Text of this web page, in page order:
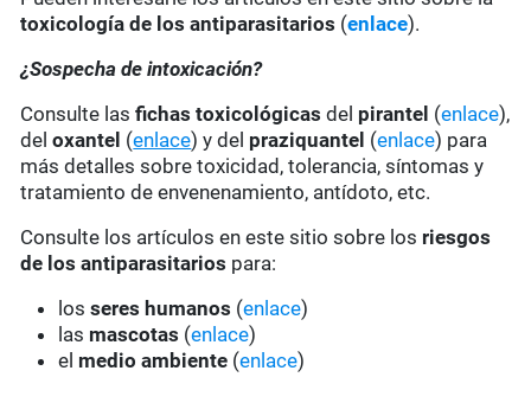
toxicología de los antiparasitarios (enlace).
¿Sospecha de intoxicación?
Consulte lasfichas toxicológicas del pirantel (enlace),
deloxantel (enlace) y del praziquantel (enlace) para
más detalles sobre toxicidad, tolerancia, síntomas y
tratamiento de envenenamiento, antídoto, etc.
Consulte los artículos en este sitio sobre los riesgos
de los antiparasitarios para:
losseres humanos (enlace)
las mascotas (enlace)
el medio ambiente (enlace)